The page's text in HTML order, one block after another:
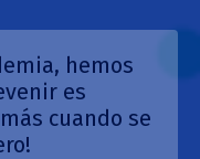
hemos
es
cuando se